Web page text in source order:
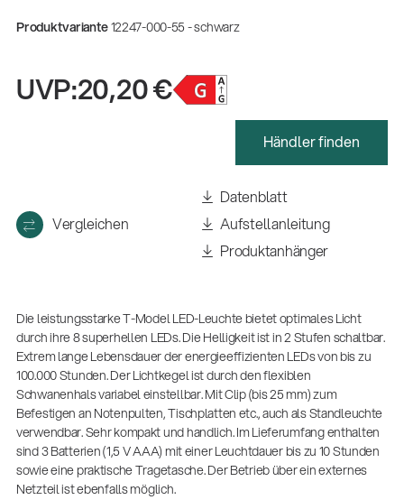
Produktvariante12247-000-55 - schwarz
UVP:20,20 €
Händler finden
Vergleichen
Datenblatt
Aufstellanleitung
Produktanhänger
Die leistungsstarke T-Model LED-Leuchte bietet optimales Licht
durch ihre 8 superhellen LEDs. Die Helligkeit ist in 2 Stufen schaltbar.
Extrem lange Lebensdauer der energieeffizienten LEDs von bis zu
100.000 Stunden. Der Lichtkegel ist durch den flexiblen
Schwanenhals variabel einstellbar. Mit Clip (bis 25 mm) zum
Befestigen an Notenpulten, Tischplatten etc., auch als Standleuchte
verwendbar. Sehr kompakt und handlich. Im Lieferumfang enthalten
sind 3 Batterien (1,5 V AAA) mit einer Leuchtdauer bis zu 10 Stunden
sowie eine praktische Tragetasche. Der Betrieb über ein externes
Netzteil ist ebenfalls möglich.